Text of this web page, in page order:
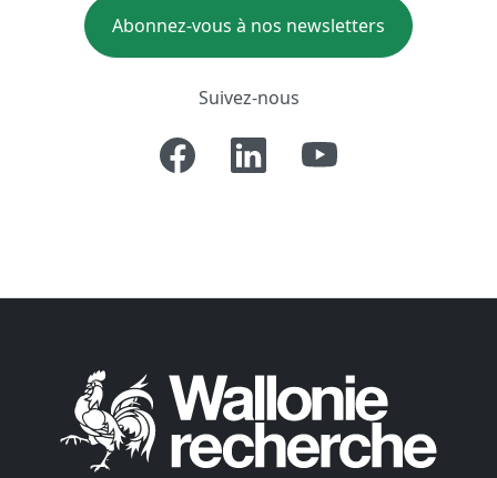
Abonnez-vous à nos newsletters
Suivez-nous